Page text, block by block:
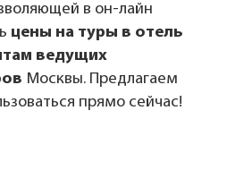
в он-лайн
цены на туры в отель
ведущих
Москвы. Предлагаем
прямо сейчас!